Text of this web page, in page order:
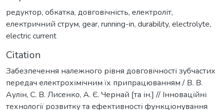
редуктор, обкатка, довговічність, електроліт,
електричний струм, gear, running-in, durability, electrolyte,
electric current
Citation
Забезпечення належного рівня довговічності зубчастих
передач електрохімічним їх припрацюванням / В. В.
Аулін, С. В. Лисенко, А. Є. Чернай [та ін.] // Інноваційні
технології розвитку та ефективності функціонування